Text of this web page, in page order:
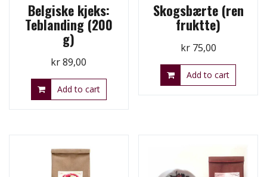
Belgiske kjeks:
Teblanding (200
g)
kr89,00
Add to cart
Skogsbærte (ren
fruktte)
kr75,00
Add to cart